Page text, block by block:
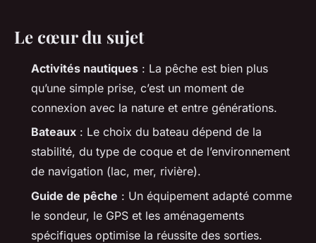
Le cœur du sujet
Activités nautiques : La pêche est bien plus
qu’une simple prise, c’est un moment de
connexion avec la nature et entre générations.
Bateaux : Le choix du bateau dépend de la
stabilité, du type de coque et de l’environnement
de navigation (lac, mer, rivière).
Guide de pêche : Un équipement adapté comme
le sondeur, le GPS et les aménagements
spécifiques optimise la réussite des sorties.